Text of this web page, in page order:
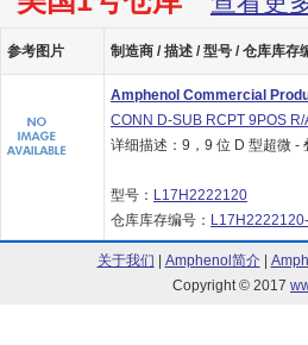
参考图片 制造商 / 描述 / 型号 / 仓库库存
Amphenol Commercial
CONN D-SUB RCPT 9POS R/
详细描述：9，9 位 D 型超微 -
型号： L17H2222120
仓库库存编号：
关于我们 Amphenol简介|
Copyright © 2017